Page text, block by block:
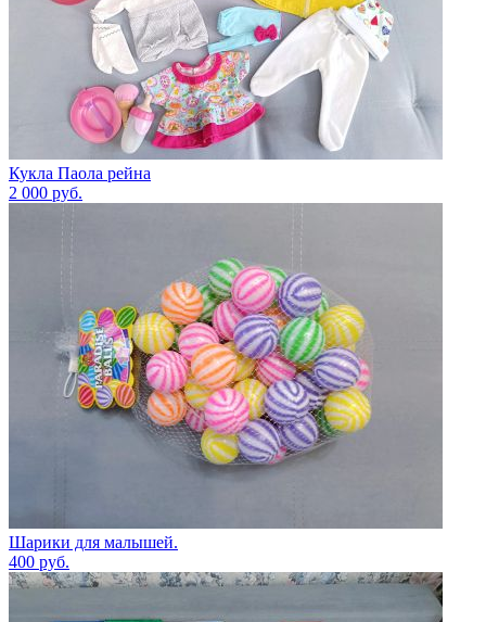
Кукла Паола рейна
2 000 руб.
Шарики для малышей.
400 руб.